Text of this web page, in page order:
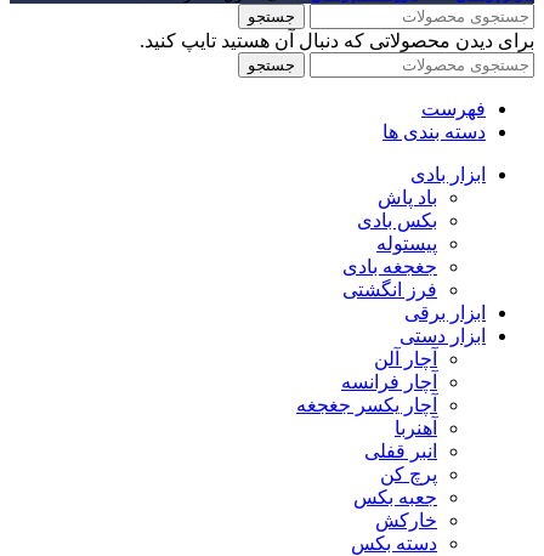
جستجو
برای دیدن محصولاتی که دنبال آن هستید تایپ کنید.
جستجو
فهرست
دسته بندی ها
ابزار بادی
باد پاش
بکس بادی
پیستوله
جغجغه بادی
فرز انگشتی
ابزار برقی
ابزار دستی
آچار آلن
آچار فرانسه
آچار یکسر جغجغه
آهنربا
انبر قفلی
پرچ کن
جعبه بکس
خارکش
دسته بکس